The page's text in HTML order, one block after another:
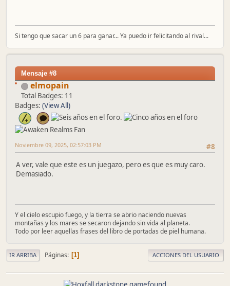
Si tengo que sacar un 6 para ganar... Ya puedo ir felicitando al rival...
Mensaje #8
elmopain
Total Badges: 11
Badges: (View All)
#8
Noviembre 09, 2025, 02:57:03 PM
A ver, vale que este es un juegazo, pero es que es muy caro.
Demasiado.
Y el cielo escupio fuego, y la tierra se abrio naciendo nuevas
montañas y los mares se secaron dejando sin vida al planeta.
Todo por leer aquellas frases del libro de portadas de piel humana.
IR ARRIBA Páginas 1 ACCIONES DEL USUARIO